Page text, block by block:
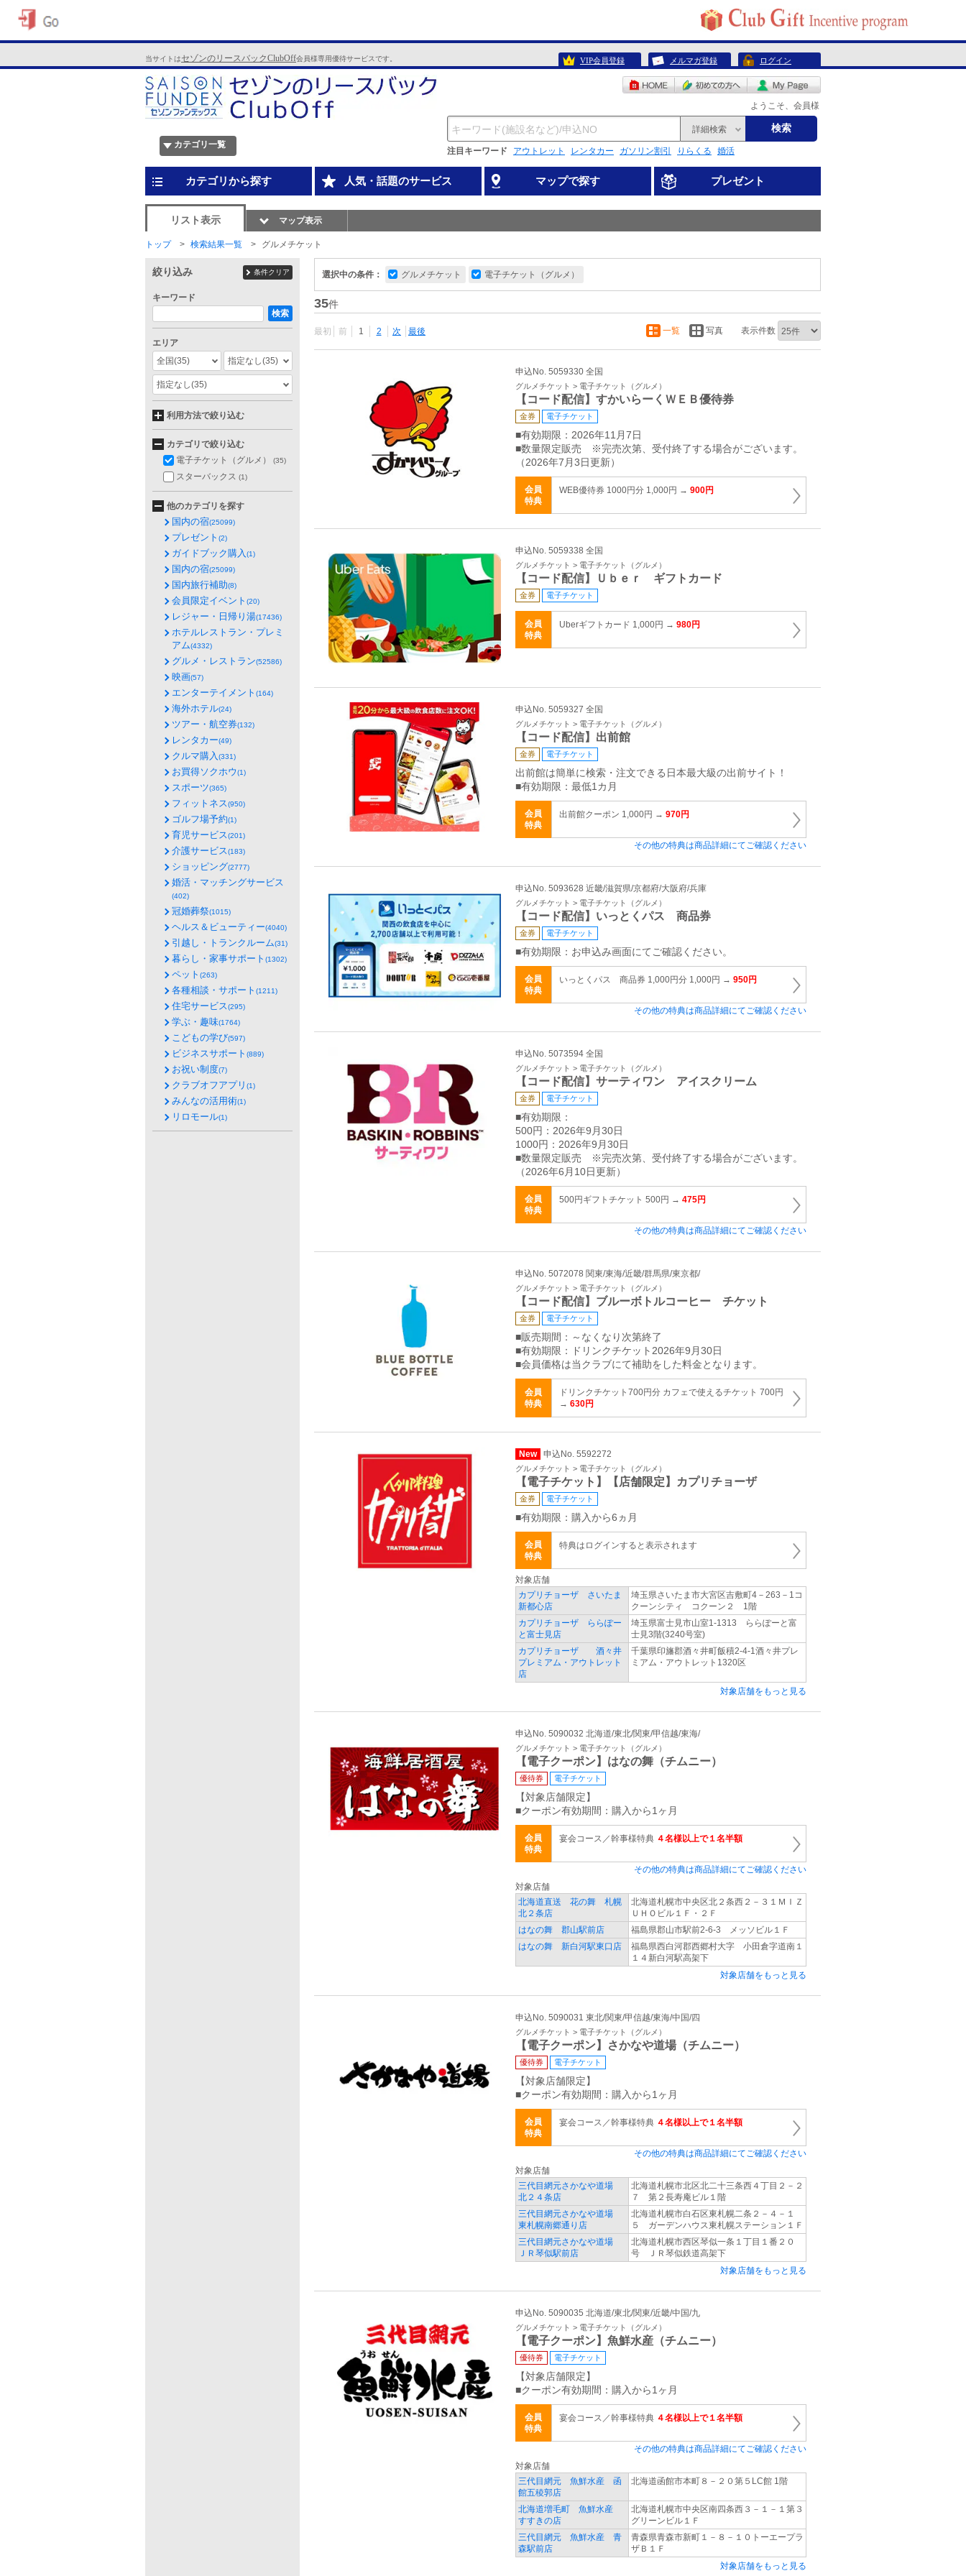
当サイトはセゾンのリースバックClubOff会員様専用優待サービスです。 VIP会員登録 メルマガ登録 ログイン
ようこそ、会員様
カテゴリ一覧
詳細検索 検索
注目キーワード アウトレット レンタカー ガソリン割引 りらくる 婚活
カテゴリから探す 人気・話題のサービス マップで探す プレゼント
リスト表示 マップ表示
トップ 検索結果一覧 グルメチケット
選択中の条件： グルメチケット 電子チケット（グルメ）
35件
最初 前 1 2 次 最後 一覧 写真 表示件数
申込No. 5059330 全国
グルメチケット > 電子チケット（グルメ）
【コード配信】すかいらーくＷＥＢ優待券
金券 電子チケット
■有効期限：2026年11月7日
■数量限定販売 ※完売次第、受付終了する場合がございます。
（2026年7月3日更新）
会員
特典
WEB優待券 1000円分 1,000円 → 900円
申込No. 5059338 全国
グルメチケット > 電子チケット（グルメ）
【コード配信】Ｕｂｅｒ ギフトカード
金券 電子チケット
会員
特典
Uberギフトカード 1,000円 → 980円
申込No. 5059327 全国
グルメチケット > 電子チケット（グルメ）
【コード配信】出前館
金券 電子チケット
出前館は簡単に検索・注文できる日本最大級の出前サイト！
■有効期限：最低1カ月
会員
特典
出前館クーポン 1,000円 → 970円
その他の特典は商品詳細にてご確認ください
申込No. 5093628 近畿/滋賀県/京都府/大阪府/兵庫
グルメチケット > 電子チケット（グルメ）
【コード配信】いっとくパス 商品券
金券 電子チケット
■有効期限：お申込み画面にてご確認ください。
会員
特典
いっとくパス 商品券 1,000円分 1,000円 → 950円
その他の特典は商品詳細にてご確認ください
申込No. 5073594 全国
グルメチケット > 電子チケット（グルメ）
【コード配信】サーティワン アイスクリーム
金券 電子チケット
■有効期限：
500円：2026年9月30日
1000円：2026年9月30日
■数量限定販売 ※完売次第、受付終了する場合がございます。
（2026年6月10日更新）
会員
特典
500円ギフトチケット 500円 → 475円
その他の特典は商品詳細にてご確認ください
申込No. 5072078 関東/東海/近畿/群馬県/東京都/
グルメチケット > 電子チケット（グルメ）
【コード配信】ブルーボトルコーヒー チケット
金券 電子チケット
■販売期間：～なくなり次第終了
■有効期限：ドリンクチケット2026年9月30日
■会員価格は当クラブにて補助をした料金となります。
会員
特典
ドリンクチケット700円分 カフェで使えるチケット 700円
→ 630円
New 申込No. 5592272
グルメチケット > 電子チケット（グルメ）
【電子チケット】【店舗限定】カプリチョーザ
金券 電子チケット
■有効期限：購入から6ヵ月
会員
特典
特典はログインすると表示されます
対象店舗
カプリチョーザ さいたま
新都心店
埼玉県さいたま市大宮区吉敷町4－263－1コ
クーンシティ コクーン２ 1階
カプリチョーザ ららぽー
と富士見店
埼玉県富士見市山室1-1313 ららぽーと富
士見3階(3240号室)
カプリチョーザ 酒々井
プレミアム・アウトレット
店
千葉県印旛郡酒々井町飯積2-4-1酒々井プレ
ミアム・アウトレット1320区
対象店舗をもっと見る
申込No. 5090032 北海道/東北/関東/甲信越/東海/
グルメチケット > 電子チケット（グルメ）
【電子クーポン】はなの舞（チムニー）
優待券 電子チケット
【対象店舗限定】
■クーポン有効期間：購入から1ヶ月
会員
特典
宴会コース／幹事様特典 ４名様以上で１名半額
その他の特典は商品詳細にてご確認ください
対象店舗
北海道直送 花の舞 札幌
北２条店
北海道札幌市中央区北２条西２－３１ＭＩＺ
ＵＨＯビル１Ｆ・２Ｆ
はなの舞 郡山駅前店
福島県郡山市駅前2-6-3 メッソビル１Ｆ
はなの舞 新白河駅東口店
福島県西白河郡西郷村大字 小田倉字道南１
１４新白河駅高架下
対象店舗をもっと見る
申込No. 5090031 東北/関東/甲信越/東海/中国/四
グルメチケット > 電子チケット（グルメ）
【電子クーポン】さかなや道場（チムニー）
優待券 電子チケット
【対象店舗限定】
■クーポン有効期間：購入から1ヶ月
会員
特典
宴会コース／幹事様特典 ４名様以上で１名半額
その他の特典は商品詳細にてご確認ください
対象店舗
三代目網元さかなや道場
北２４条店
北海道札幌市北区北二十三条西４丁目２－２
７ 第２長寿庵ビル１階
三代目網元さかなや道場
東札幌南郷通り店
北海道札幌市白石区東札幌二条２－４－１
５ ガーデンハウス東札幌ステーション１Ｆ
三代目網元さかなや道場
ＪＲ琴似駅前店
北海道札幌市西区琴似一条１丁目１番２０
号 ＪＲ琴似鉄道高架下
対象店舗をもっと見る
申込No. 5090035 北海道/東北/関東/近畿/中国/九
グルメチケット > 電子チケット（グルメ）
【電子クーポン】魚鮮水産（チムニー）
優待券 電子チケット
【対象店舗限定】
■クーポン有効期間：購入から1ヶ月
会員
特典
宴会コース／幹事様特典 ４名様以上で１名半額
その他の特典は商品詳細にてご確認ください
対象店舗
三代目網元 魚鮮水産 函
館五稜郭店
北海道函館市本町８－２０第５LC館 1階
北海道増毛町 魚鮮水産
すすきの店
北海道札幌市中央区南四条西３－１－１第３
グリーンビル１Ｆ
三代目網元 魚鮮水産 青
森駅前店
青森県青森市新町１－８－１０トーエープラ
ザＢ１Ｆ
対象店舗をもっと見る
絞り込み 条件クリア
キーワード
検索
エリア
全国(35) 指定なし(35)
指定なし(35)
利用方法で絞り込む
カテゴリで絞り込む
電子チケット（グルメ）
(35)
スターバックス (1)
他のカテゴリを探す
国内の宿(25099)
プレゼント (2)
ガイドブック購入(1)
国内の宿(25099)
国内旅行補助(8)
会員限定イベント (20)
レジャー・日帰り湯(17436)
ホテルレストラン・プレミ
アム(4332)
グルメ・レストラン(52586)
映画(57)
エンターテイメント (164)
海外ホテル(24)
ツアー・航空券(132)
レンタカー(49)
クルマ購入(331)
お買得ソクホウ(1)
スポーツ(365)
フィットネス(950)
ゴルフ場予約(1)
育児サービス(201)
介護サービス(183)
ショッピング(2777)
婚活・マッチングサービス
(402)
冠婚葬祭(1015)
ヘルス＆ビューティー(4040)
引越し・トランクルーム(31)
暮らし・家事サポート (1302)
ペット (263)
各種相談・サポート (1211)
住宅サービス(295)
学ぶ・趣味(1764)
こどもの学び(597)
ビジネスサポート (889)
お祝い制度(7)
クラブオフアプリ (1)
みんなの活用術(1)
リロモール(1)